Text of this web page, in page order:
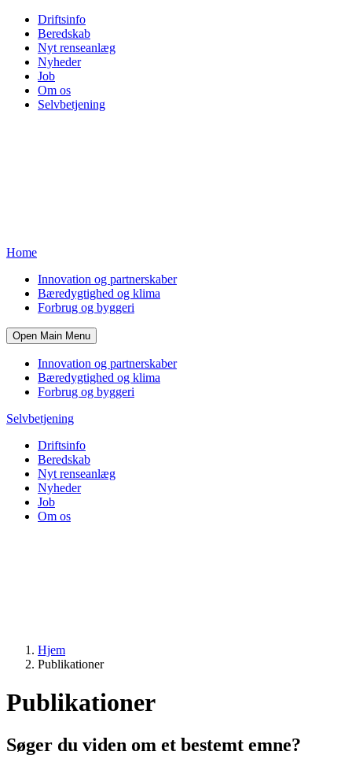
Driftsinfo
Beredskab
Nyt renseanlæg
Nyheder
Job
Om os
Selvbetjening
Home
Innovation og partnerskaber
Bæredygtighed og klima
Forbrug og byggeri
Open Main Menu
Innovation og partnerskaber
Bæredygtighed og klima
Forbrug og byggeri
Selvbetjening
Driftsinfo
Beredskab
Nyt renseanlæg
Nyheder
Job
Om os
Hjem
Publikationer
Publikationer
Søger du viden om et bestemt emne?